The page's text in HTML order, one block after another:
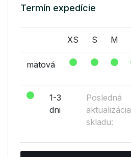
Termín expedície
XS S M
mätová
1-3
dni
Posledná
aktualizácia
skladu: